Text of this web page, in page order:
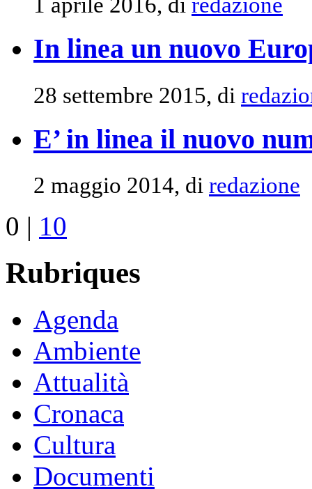
1 aprile 2016, di redazione
In linea un nuovo
28 settembre 2015, di
E’ in linea il nuovo
2 maggio 2014, di redazione
0 | 10
Rubriques
Agenda
Ambiente
Attualità
Cronaca
Cultura
Documenti